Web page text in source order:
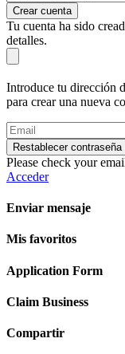
Crear cuenta
Tu cuenta ha sido
detalles.
Introduce tu dirección
para crear una nueva
Restablecer contraseña
Please check your
Acceder
Enviar mensaje
Mis favoritos
Application Form
Claim Business
Compartir